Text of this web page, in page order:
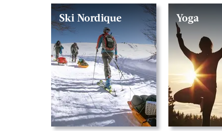
Ski Nordique Yoga